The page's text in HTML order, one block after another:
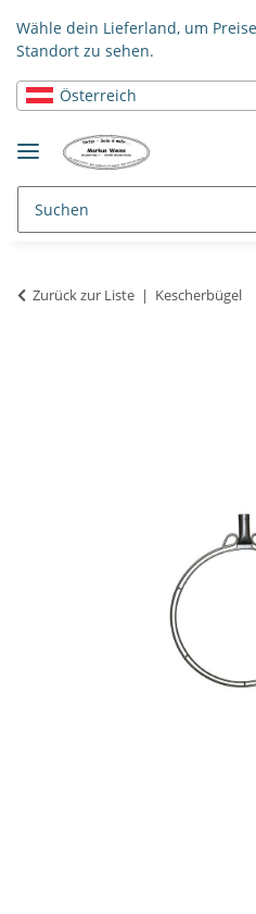
Wähle dein Lieferland, um
Standort zu sehen.
Österreich
Zurück zur Liste Kescherbügel